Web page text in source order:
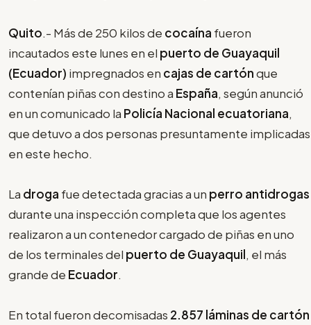
Quito.- Más de 250 kilos de cocaína fueron
incautados este lunes en el puerto de Guayaquil
(Ecuador) impregnados en cajas de cartónque
contenían piñas con destino a España, según anunció
en un comunicado la Policía Nacional ecuatoriana,
que detuvo a dos personas presuntamente implicadas
en este hecho.
La droga fue detectada gracias a un perro antidrogas
durante una inspección completa que los agentes
realizaron a un contenedor cargado de piñas en uno
de los terminales del puerto de Guayaquil, el más
grande de Ecuador.
En total fueron decomisadas 2.857 láminas de cartón